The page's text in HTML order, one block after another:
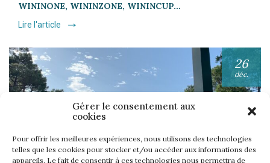
Gérer le consentement aux
cookies
Pour offrir les meilleures expériences, nous utilisons des technologies
telles que les cookies pour stocker et/ou accéder aux informations des
appareils. Le fait de consentir à ces technologies nous permettra de
WININONE, WININZONE, WININCUP…
Lire l'article
26
déc.